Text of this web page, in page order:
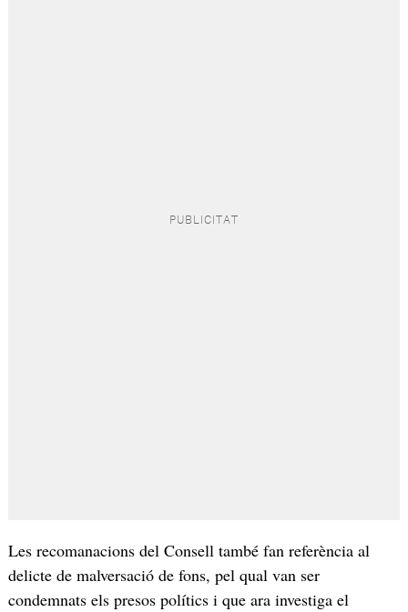
Les recomanacions del Consell també fan referència al
delicte de malversació de fons, pel qual van ser
condemnats els presos polítics i que ara investiga el